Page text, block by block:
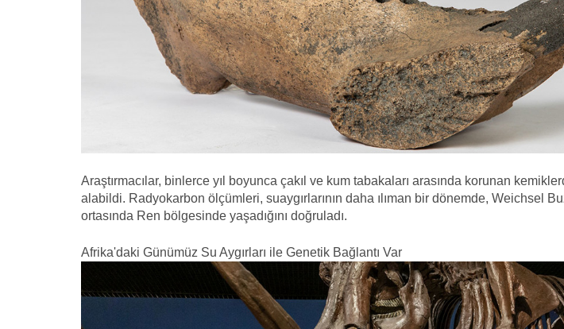
Araştırmacılar, binlerce yıl boyunca çakıl ve kum tabakaları arasında korunan
alabildi. Radyokarbon ölçümleri, suaygırlarının daha ılıman bir dönemde, Weichsel
ortasında Ren bölgesinde yaşadığını doğruladı.
Afrika'daki Günümüz Su Aygırları ile Genetik Bağlantı Var